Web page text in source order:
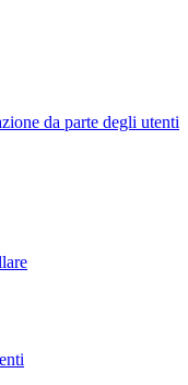
da parte degli utenti